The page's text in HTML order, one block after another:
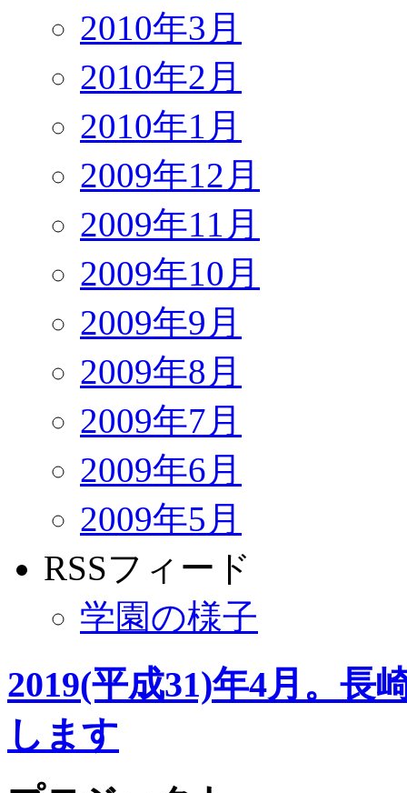
2010年3月
2010年2月
2010年1月
2009年12月
2009年11月
2009年10月
2009年9月
2009年8月
2009年7月
2009年6月
2009年5月
RSSフィード
学園の様子
2019(平成31)年4月。長
します